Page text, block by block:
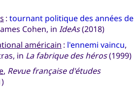
: tournant politique des années de
Cohen, in IdeAs(2018)
américain : l'ennemi vaincu,
in La fabrique des héros(1999)
, Revue française d'études